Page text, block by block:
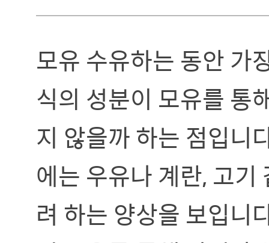
모유 수유하는 동안 가
식의 성분이 모유를 통
지 않을까 하는 점입니
에는 우유나 계란, 고
려 하는 양상을 보입니